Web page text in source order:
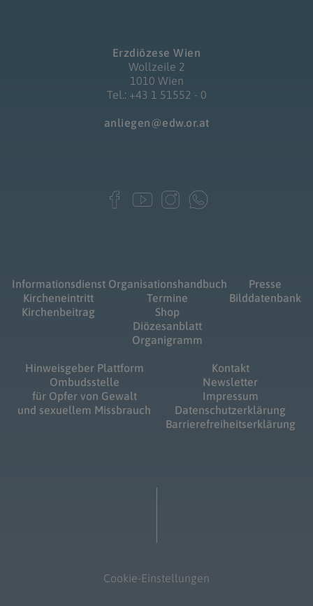
Erzdiözese Wien
Wollzeile 2
1010 Wien
Tel.: +43 1 51552 - 0
anliegen@edw.or.at
Informationsdienst
Kircheneintritt
Kirchenbeitrag
Organisationshandbuch
Termine
Shop
Diözesanblatt
Organigramm
Presse
Bilddatenbank
Hinweisgeber Plattform
Ombudsstelle
für Opfer von Gewalt
und sexuellem Missbrauch
Kontakt
Newsletter
Impressum
Datenschutzerklärung
Barrierefreiheitserklärung
Cookie-Einstellungen